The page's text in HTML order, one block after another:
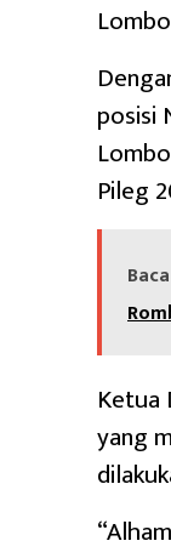
posisi
Pileg
Ketua
yang